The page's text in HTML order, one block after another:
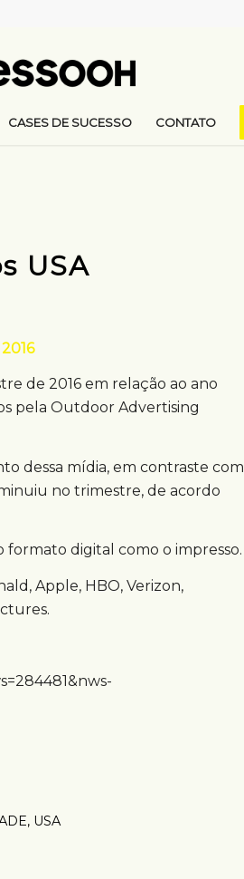
CASES DE SUCESSO CONTATO
USA
de 2016 em relação ao ano
pela Outdoor Advertising
dessa mídia, em contraste com
no trimestre, de acordo
digital como o impresso.
Apple, HBO, Verizon,
, USA